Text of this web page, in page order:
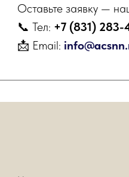
Оставьте заявку —
📞 Тел: +7 (831) 283-
📩 Email: